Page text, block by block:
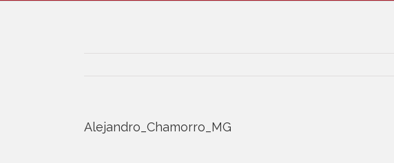
Alejandro_Chamorro_MG